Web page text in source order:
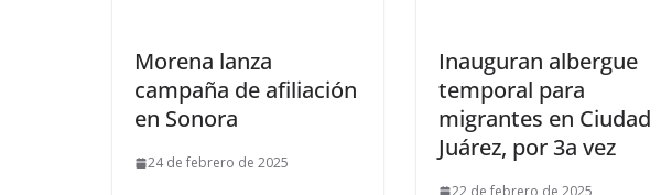
Morena lanza
campaña de afiliación
en Sonora
24 de febrero de 2025
Inauguran albergue
temporal para
migrantes en Ciudad
Juárez, por 3a vez
22 de febrero de 2025